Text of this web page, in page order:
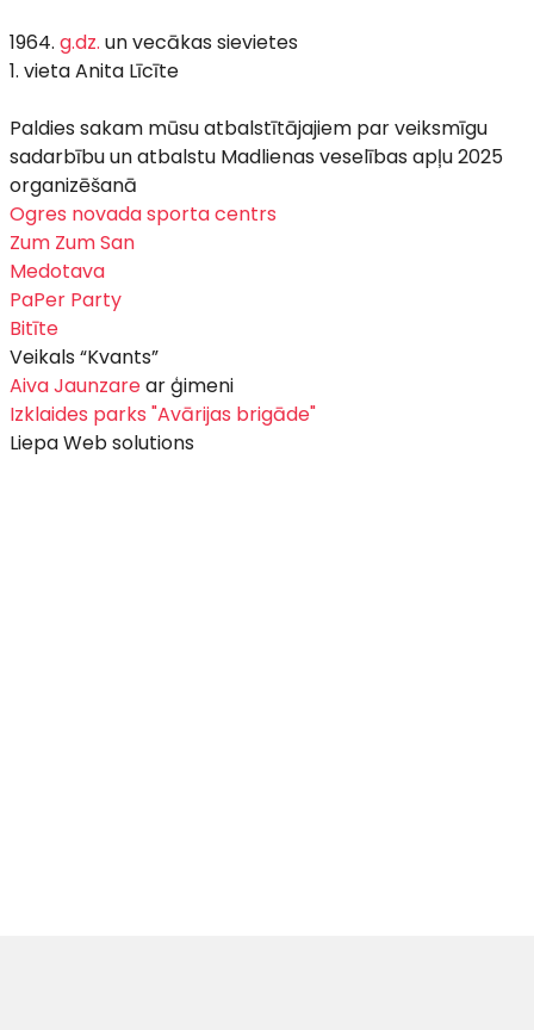
1964. g.dz. un vecākas sievietes
1. vieta Anita Līcīte
Paldies sakam mūsu atbalstītājajiem par veiksmīgu
sadarbību un atbalstu Madlienas veselības apļu 2025
organizēšanā
Ogres novada sporta centrs
Zum Zum San
Medotava
PaPer Party
Bitīte
Veikals “Kvants”
Aiva Jaunzarear ģimeni
Izklaides parks "Avārijas brigāde"
Liepa Web solutions